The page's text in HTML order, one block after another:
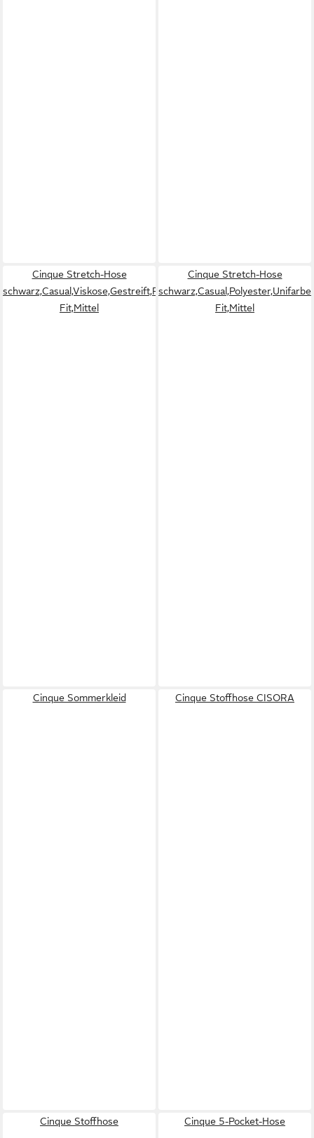
Cinque Stretch-Hose
schwarz,Casual,Viskose,Gestreift,Regular
Fit,Mittel
Cinque Stretch-Hose
Fit,Mittel
Cinque Sommerkleid Cinque Stoffhose CISORA
Cinque Stoffhose Cinque 5-Pocket-Hose